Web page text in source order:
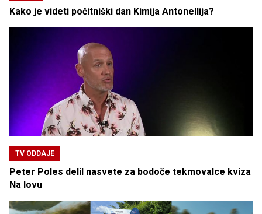
Kako je videti počitniški dan Kimija Antonellija?
TV ODDAJE
Peter Poles delil nasvete za bodoče tekmovalce kviza
Na lovu